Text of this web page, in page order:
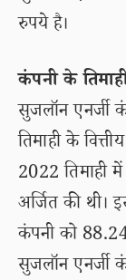
रुपये है।
कंपनी के
सुजलॉन एनर्जी
तिमाही के
2022
अर्जित की थी।
कंपनी को
सुजलॉन एनर्जी